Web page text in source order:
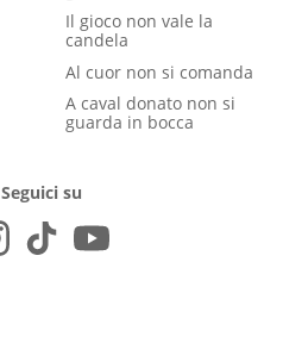
Il gioco non vale la
candela
Al cuor non si comanda
A caval donato non si
guarda in bocca
Seguici su